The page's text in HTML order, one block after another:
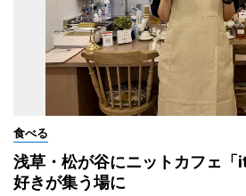
食べる
浅草・松が谷にニットカフェ
好きが集う場に